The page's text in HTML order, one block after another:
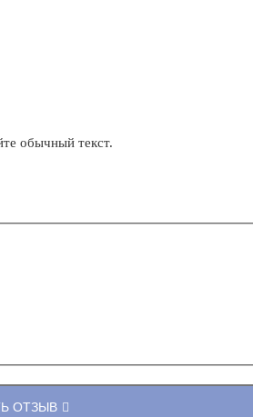
обычный текст.
ОТЗЫВ